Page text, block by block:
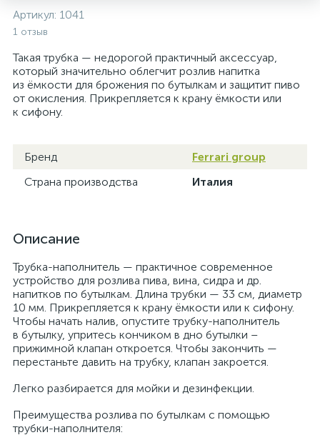
Артикул: 1041
1 отзыв
Такая трубка — недорогой практичный аксессуар,
который значительно облегчит розлив напитка
из ёмкости для брожения по бутылкам и защитит пиво
от окисления. Прикрепляется к крану ёмкости или
к сифону.
Бренд
Ferrari group
Страна производства
Италия
Описание
Трубка-наполнитель — практичное современное
устройство для розлива пива, вина, сидра и др.
напитков по бутылкам. Длина трубки — 33 см, диаметр
10 мм. Прикрепляется к крану ёмкости или к сифону.
Чтобы начать налив, опустите трубку-наполнитель
в бутылку, упритесь кончиком в дно бутылки –
прижимной клапан откроется. Чтобы закончить —
перестаньте давить на трубку, клапан закроется.
Легко разбирается для мойки и дезинфекции.
Преимущества розлива по бутылкам с помощью
трубки-наполнителя: